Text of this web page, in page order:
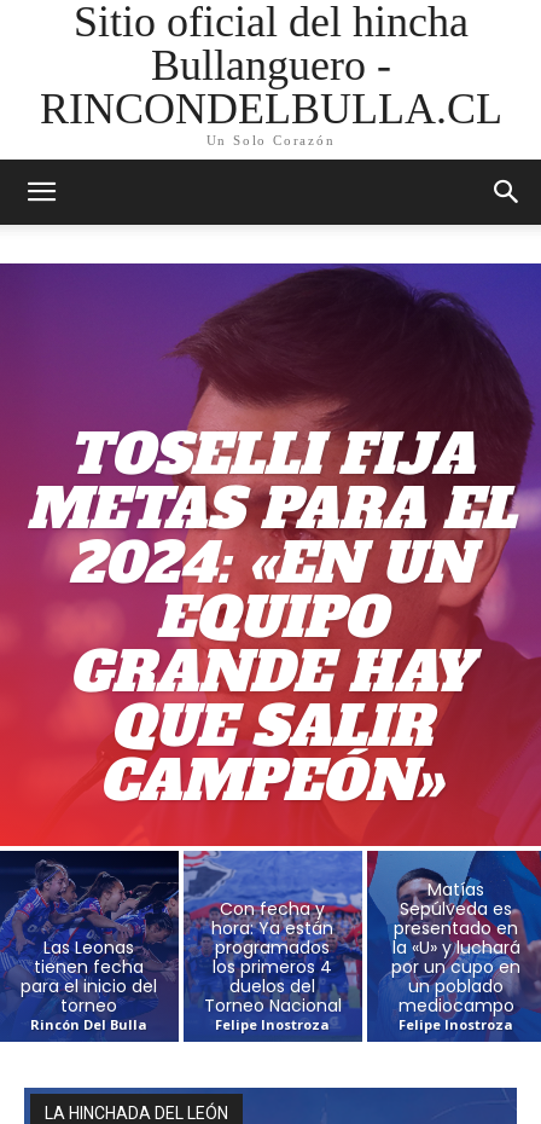
Sitio oficial del hincha
Bullanguero -
RINCONDELBULLA.CL
Un Solo Corazón
TOSELLI FIJA
METAS PARA EL
2024: «EN UN
EQUIPO
GRANDE HAY
QUE SALIR
CAMPEÓN»
Las Leonas
tienen fecha
para el inicio del
torneo
Rincón Del Bulla
Con fecha y
hora: Ya están
programados
los primeros 4
duelos del
Torneo Nacional
Felipe Inostroza
Matías
Sepúlveda es
presentado en
la «U» y luchará
por un cupo en
un poblado
mediocampo
Felipe Inostroza
LA HINCHADA DEL LEÓN